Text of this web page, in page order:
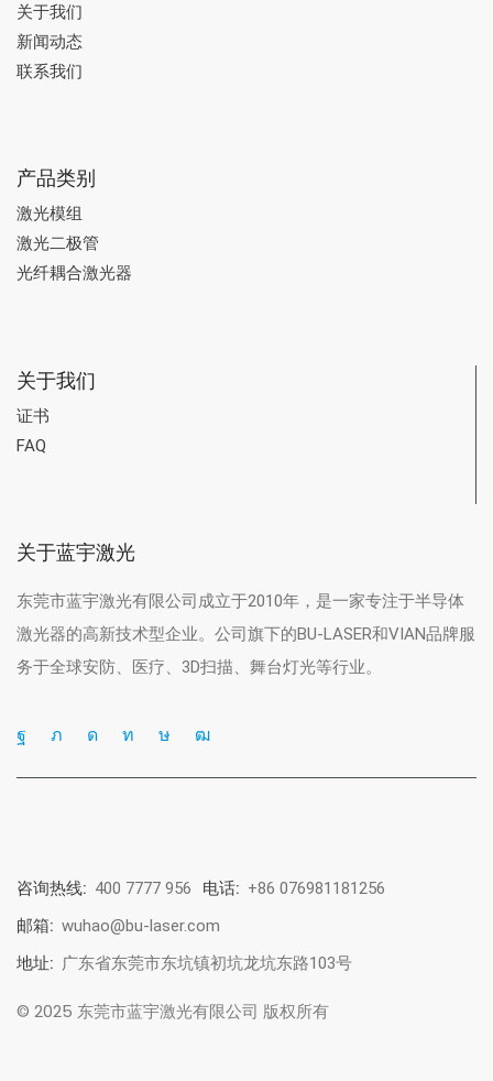
关于我们
新闻动态
联系我们
产品类别
激光模组
激光二极管
光纤耦合激光器
关于我们
证书
FAQ
关于蓝宇激光
东莞市蓝宇激光有限公司成立于2010年，是一家专注于半导体
激光器的高新技术型企业。公司旗下的BU-LASER和VIAN品牌服
务于全球安防、医疗、3D扫描、舞台灯光等行业。
咨询热线: 400 7777 956 电话: +86 076981181256
邮箱: wuhao@bu-laser.com
地址: 广东省东莞市东坑镇初坑龙坑东路103号
© 2025 东莞市蓝宇激光有限公司 版权所有